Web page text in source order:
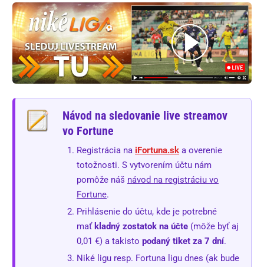
Návod na sledovanie live streamov
vo Fortune
Registrácia na iFortuna.sk a overenie
totožnosti. S vytvorením účtu nám
pomôže náš návod na registráciu vo
Fortune.
Prihlásenie do účtu, kde je potrebné
mať kladný zostatok na účte (môže byť aj
0,01 €) a takisto podaný tiket za 7 dní.
Niké ligu resp. Fortuna ligu dnes (ak bude